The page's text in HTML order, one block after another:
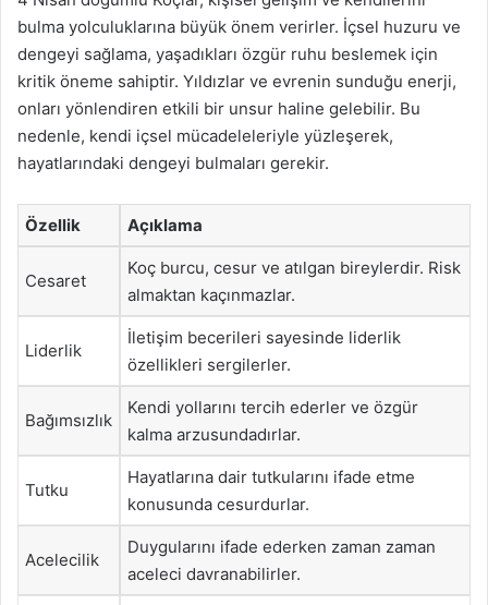
bulma yolculuklarına büyük önem verirler. İçsel huzuru ve
dengeyi sağlama, yaşadıkları özgür ruhu beslemek için
kritik öneme sahiptir. Yıldızlar ve evrenin sunduğu enerji,
onları yönlendiren etkili bir unsur haline gelebilir. Bu
nedenle, kendi içsel mücadeleleriyle yüzleşerek,
hayatlarındaki dengeyi bulmaları gerekir.
Özellik Açıklama
Cesaret
Koç burcu, cesur ve atılgan bireylerdir. Risk
almaktan kaçınmazlar.
Liderlik
İletişim becerileri sayesinde liderlik
özellikleri sergilerler.
Bağımsızlık
Kendi yollarını tercih ederler ve özgür
kalma arzusundadırlar.
Tutku
Hayatlarına dair tutkularını ifade etme
konusunda cesurdurlar.
Acelecilik
Duygularını ifade ederken zaman zaman
aceleci davranabilirler.